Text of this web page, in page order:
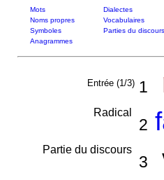
Mots Dialectes
Noms propres
Vocabulaires
Symboles
Parties du discours
Anagrammes
Entrée (1/3) 1
Radical
2
Partie du discours
3